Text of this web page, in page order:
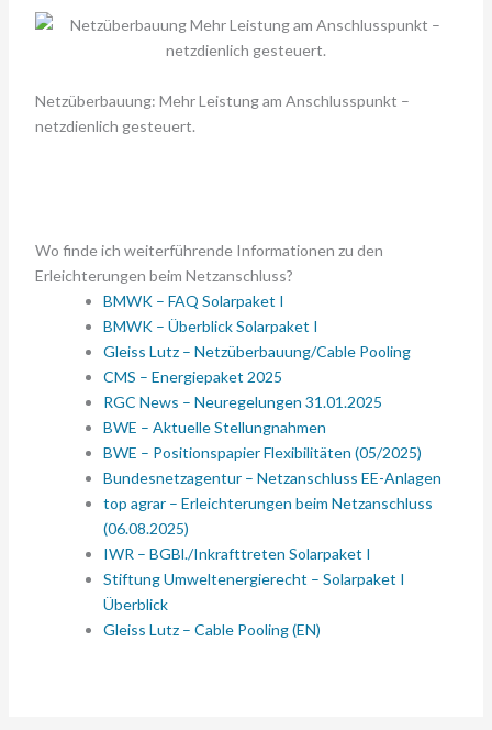
Netzüberbauung: Mehr Leistung am Anschlusspunkt –
netzdienlich gesteuert.
Wo finde ich weiterführende Informationen zu den
Erleichterungen beim Netzanschluss?
BMWK – FAQ Solarpaket I
BMWK – Überblick Solarpaket I
Gleiss Lutz – Netzüberbauung/Cable Pooling
CMS – Energiepaket 2025
RGC News – Neuregelungen 31.01.2025
BWE – Aktuelle Stellungnahmen
BWE – Positionspapier Flexibilitäten (05/2025)
Bundesnetzagentur – Netzanschluss EE-Anlagen
top agrar – Erleichterungen beim Netzanschluss
(06.08.2025)
IWR – BGBl./Inkrafttreten Solarpaket I
Stiftung Umweltenergierecht – Solarpaket I
Überblick
Gleiss Lutz – Cable Pooling (EN)